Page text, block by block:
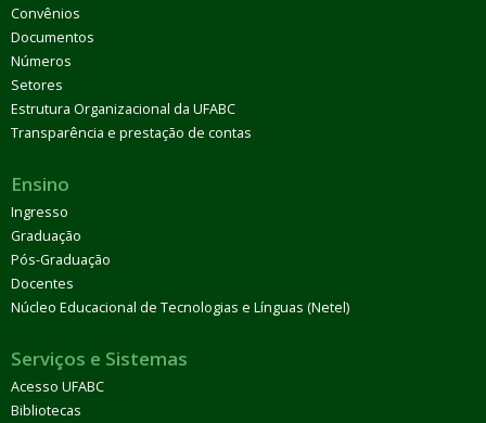
Convênios
Documentos
Números
Setores
Estrutura Organizacional da UFABC
Transparência e prestação de contas
Ensino
Ingresso
Graduação
Pós-Graduação
Docentes
Núcleo Educacional de Tecnologias e Línguas (Netel)
Serviços e Sistemas
Acesso UFABC
Bibliotecas